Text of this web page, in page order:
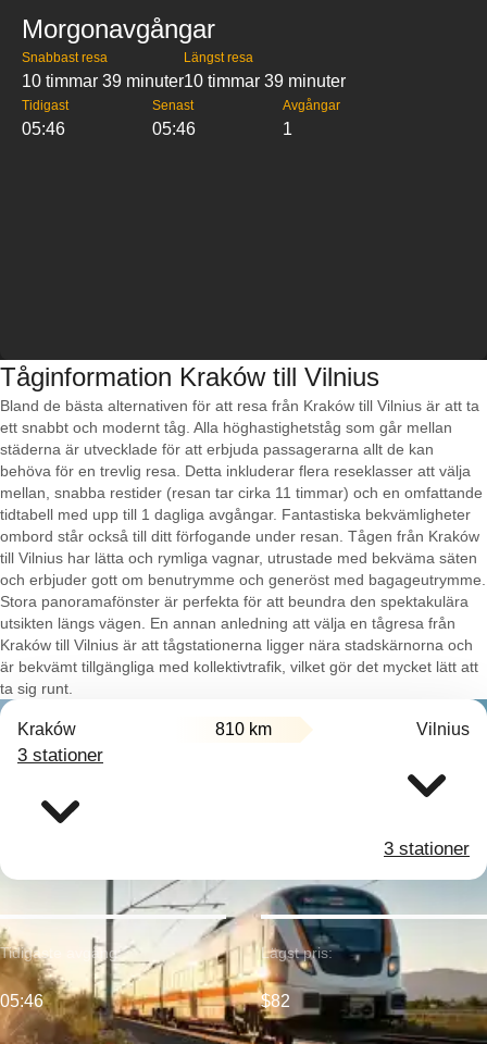
Morgonavgångar
Snabbast resa
10 timmar 39 minuter
Längst resa
10 timmar 39 minuter
Tidigast
05:46
Senast
05:46
Avgångar
1
Tåginformation Kraków till Vilnius
Bland de bästa alternativen för att resa från Kraków till Vilnius är att ta
ett snabbt och modernt tåg. Alla höghastighetståg som går mellan
städerna är utvecklade för att erbjuda passagerarna allt de kan
behöva för en trevlig resa. Detta inkluderar flera reseklasser att välja
mellan, snabba restider (resan tar cirka 11 timmar) och en omfattande
tidtabell med upp till 1 dagliga avgångar. Fantastiska bekvämligheter
ombord står också till ditt förfogande under resan. Tågen från Kraków
till Vilnius har lätta och rymliga vagnar, utrustade med bekväma säten
och erbjuder gott om benutrymme och generöst med bagageutrymme.
Stora panoramafönster är perfekta för att beundra den spektakulära
utsikten längs vägen. En annan anledning att välja en tågresa från
Kraków till Vilnius är att tågstationerna ligger nära stadskärnorna och
är bekvämt tillgängliga med kollektivtrafik, vilket gör det mycket lätt att
ta sig runt.
Kraków 810 km Vilnius
3 stationer
3 stationer
Tidigaste avgång:
05:46
Lägst pris:
$82